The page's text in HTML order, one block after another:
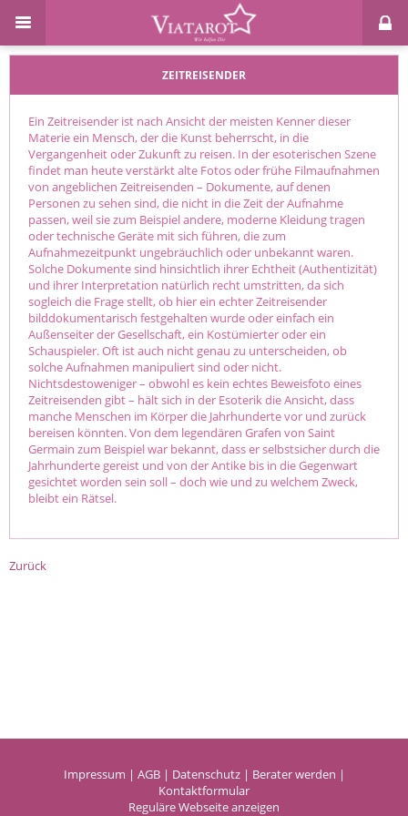
ZEITREISENDER
Ein Zeitreisender ist nach Ansicht der meisten Kenner dieser
Materie ein Mensch, der die Kunst beherrscht, in die
Vergangenheit oder Zukunft zu reisen. In der esoterischen Szene
findet man heute verstärkt alte Fotos oder frühe Filmaufnahmen
von angeblichen Zeitreisenden – Dokumente, auf denen
Personen zu sehen sind, die nicht in die Zeit der Aufnahme
passen, weil sie zum Beispiel andere, moderne Kleidung tragen
oder technische Geräte mit sich führen, die zum
Aufnahmezeitpunkt ungebräuchlich oder unbekannt waren.
Solche Dokumente sind hinsichtlich ihrer Echtheit (Authentizität)
und ihrer Interpretation natürlich recht umstritten, da sich
sogleich die Frage stellt, ob hier ein echter Zeitreisender
bilddokumentarisch festgehalten wurde oder einfach ein
Außenseiter der Gesellschaft, ein Kostümierter oder ein
Schauspieler. Oft ist auch nicht genau zu unterscheiden, ob
solche Aufnahmen manipuliert sind oder nicht.
Nichtsdestoweniger – obwohl es kein echtes Beweisfoto eines
Zeitreisenden gibt – hält sich in der Esoterik die Ansicht, dass
manche Menschen im Körper die Jahrhunderte vor und zurück
bereisen könnten. Von dem legendären Grafen von Saint
Germain zum Beispiel war bekannt, dass er selbstsicher durch die
Jahrhunderte gereist und von der Antike bis in die Gegenwart
gesichtet worden sein soll – doch wie und zu welchem Zweck,
bleibt ein Rätsel.
Zurück
Impressum | AGB| Datenschutz| Berater werden |
Kontaktformular
Reguläre Webseite anzeigen